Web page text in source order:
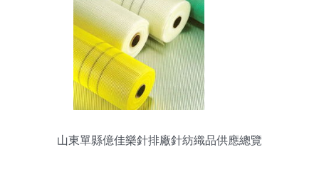
山東單縣億佳樂針排廠針紡織品供應總覽